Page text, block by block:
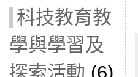
科技教育教
學與學習及
探索活動 (6)